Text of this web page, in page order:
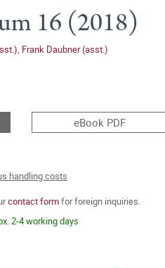
16 (2018)
, Frank Daubner (asst.)
eBook PDF
handling costs
contact formfor foreign inquiries.
2-4 working days